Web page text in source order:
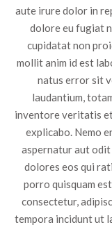
aute irure dolor in
dolore eu fugiat
cupidatat non
mollit anim id est
natus error sit
laudantium,
inventore veritatis
explicabo. Nemo
aspernatur aut odit
dolores eos qui
porro quisquam
consectetur,
tempora incidunt ut